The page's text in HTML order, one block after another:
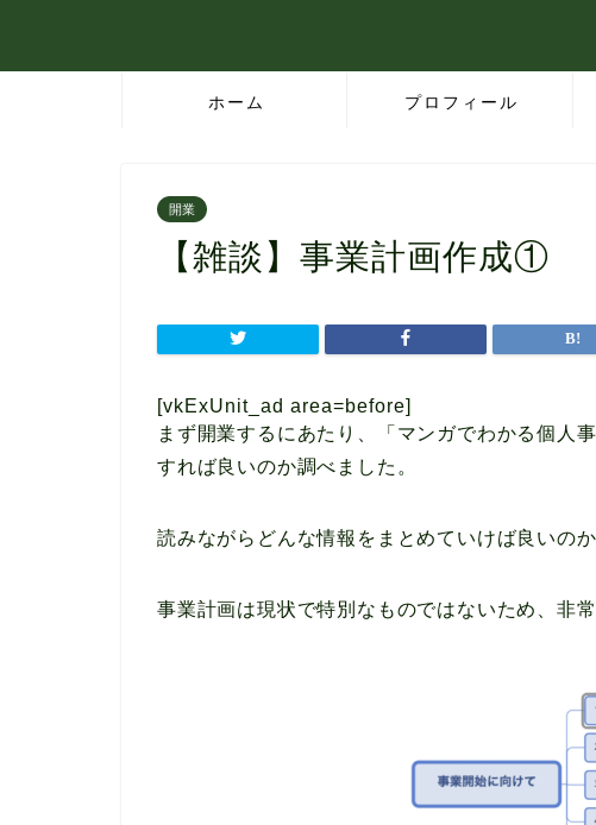
ホーム プロフィール
開業
【雑談】事業計画作成①
[vkExUnit_ad area=before]
まず開業するにあたり、「マンガでわかる個人
すれば良いのか調べました。
読みながらどんな情報をまとめていけば良いの
事業計画は現状で特別なものではないため、非